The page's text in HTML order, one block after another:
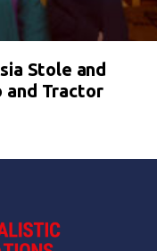
Stole and
Tractor